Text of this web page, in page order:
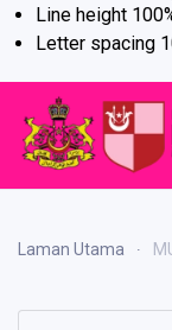
Line height 100
Letter spacing
Laman Utama